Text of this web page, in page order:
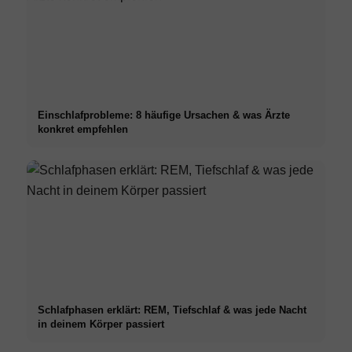
Einschlafprobleme: 8 häufige Ursachen & was Ärzte
konkret empfehlen
Schlafphasen erklärt: REM, Tiefschlaf & was jede Nacht
in deinem Körper passiert